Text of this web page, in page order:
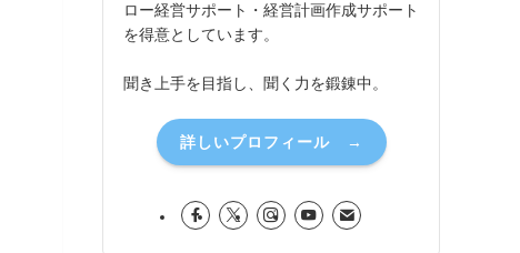
ロー経営サポート・経営計画作成サポート
を得意としています。
聞き上手を目指し、聞く力を鍛錬中。
詳しいプロフィール →